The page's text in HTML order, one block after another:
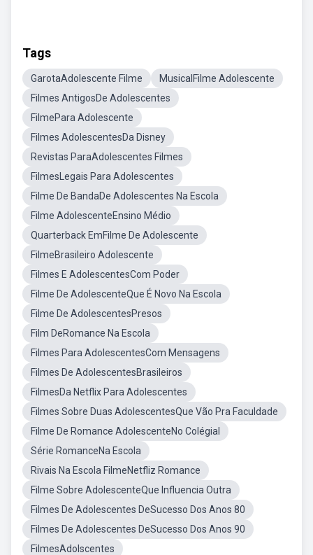
Tags
GarotaAdolescente Filme
MusicalFilme Adolescente
Filmes AntigosDe Adolescentes
FilmePara Adolescente
Filmes AdolescentesDa Disney
Revistas ParaAdolescentes Filmes
FilmesLegais Para Adolescentes
Filme De BandaDe Adolescentes Na Escola
Filme AdolescenteEnsino Médio
Quarterback EmFilme De Adolescente
FilmeBrasileiro Adolescente
Filmes E AdolescentesCom Poder
Filme De AdolescenteQue É Novo Na Escola
Filme De AdolescentesPresos
Film DeRomance Na Escola
Filmes Para AdolescentesCom Mensagens
Filmes De AdolescentesBrasileiros
FilmesDa Netflix Para Adolescentes
Filmes Sobre Duas AdolescentesQue Vão Pra Faculdade
Filme De Romance AdolescenteNo Colégial
Série RomanceNa Escola
Rivais Na Escola FilmeNetfliz Romance
Filme Sobre AdolescenteQue Influencia Outra
Filmes De Adolescentes DeSucesso Dos Anos 80
Filmes De Adolescentes DeSucesso Dos Anos 90
FilmesAdolscentes